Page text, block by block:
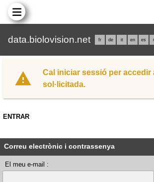
data.biolovision.net fr de it en es
Cal iniciar sessió per accedir
sol·licitada.
ENTRAR
Correu electrònic i contrassenya
El meu e-mail :